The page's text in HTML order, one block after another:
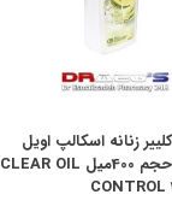
زنانه اسکالپ اویل
کنترول حجم 400میل CLEAR OIL
CONTROL